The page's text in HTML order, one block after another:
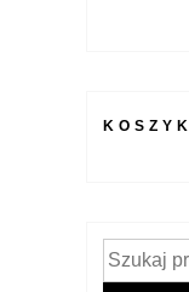
KOSZYK
Szukaj: